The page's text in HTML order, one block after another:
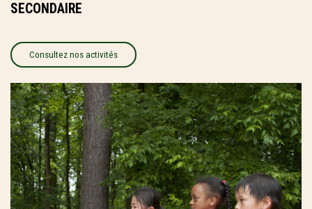
SECONDAIRE
Consultez nos activités